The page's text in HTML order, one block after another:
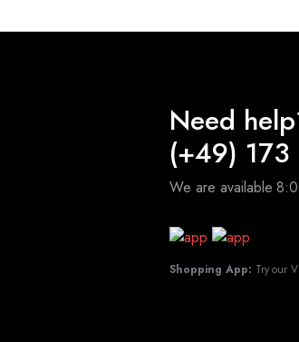
Need
(+49)
We are available
Shopping App: Try our